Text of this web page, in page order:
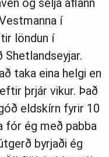
og selja aflann
í
löndun í
Shetlandseyjar.
taka eina helgi en
þrjár vikur. Það
eldskírn fyrir 10
fór ég með pabba
byrjaði ég